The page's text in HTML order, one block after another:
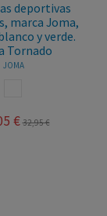
deportivas
marca Joma,
y verde.
Tornado
JOMA
€ 32,95 €